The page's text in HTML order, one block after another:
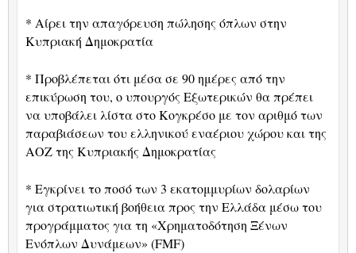
* Αίρει την απαγόρευση πώλησης όπλων στην
Κυπριακή Δημοκρατία
* Προβλέπεται ότι μέσα σε 90 ημέρες από την
επικύρωση του, ο υπουργός Εξωτερικών θα πρέπει
να υποβάλει λίστα στο Κογκρέσο με τον αριθμό των
παραβιάσεων του ελληνικού εναέριου χώρου και της
ΑΟΖ της Κυπριακής Δημοκρατίας
* Εγκρίνει το ποσό των 3 εκατομμυρίων δολαρίων
για στρατιωτική βοήθεια προς την Ελλάδα μέσω του
προγράμματος για τη «Χρηματοδότηση Ξένων
Ενόπλων Δυνάμεων» (FMF)